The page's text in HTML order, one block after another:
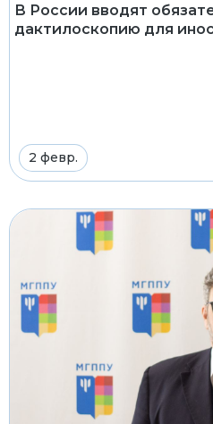
В России вводят
дактилоскопию для
2 февр.